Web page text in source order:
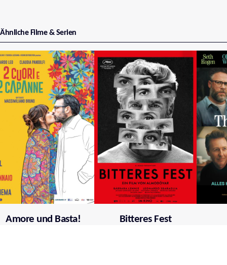
Ähnliche Filme & Serien
Amore und Basta! Bitteres Fest